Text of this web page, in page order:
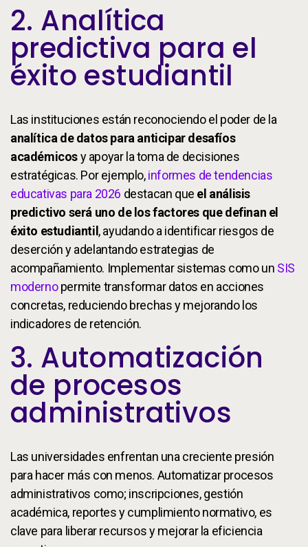
2. Analítica
predictiva para el
éxito estudiantil
Las instituciones están reconociendo el poder de la
analítica de datos para anticipar desafíos
académicosy apoyar la toma de decisiones
estratégicas. Por ejemplo,informes de tendencias
educativas para 2026 destacan que el análisis
predictivo será uno de los factores que definan el
éxito estudiantil, ayudando a identificar riesgos de
deserción y adelantando estrategias de
acompañamiento. Implementar sistemas como un SIS
modernopermite transformar datos en acciones
concretas, reduciendo brechas y mejorando los
indicadores de retención.
3. Automatización
de procesos
administrativos
Las universidades enfrentan una creciente presión
para hacer más con menos. Automatizar procesos
administrativos como; inscripciones, gestión
académica, reportes y cumplimiento normativo, es
clave para liberar recursos y mejorar la eficiencia